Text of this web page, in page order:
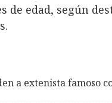
de edad, según
a extenista famoso